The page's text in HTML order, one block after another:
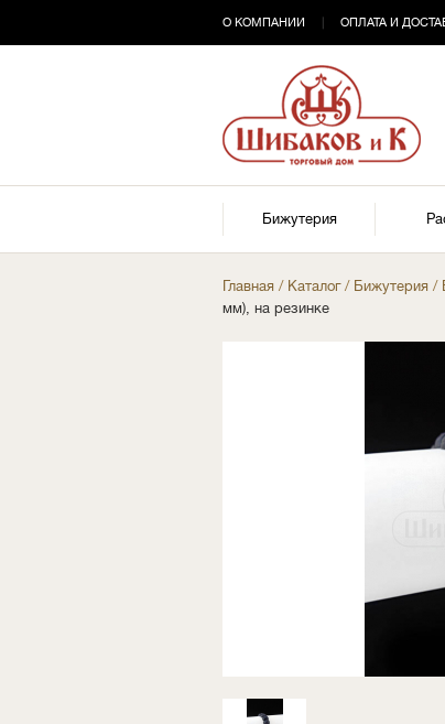
О КОМПАНИИ ОПЛАТА И
Бижутерия
Главная / Каталог/ Бижутерия /
мм), на резинке